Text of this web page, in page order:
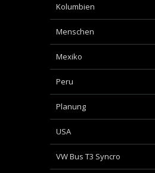
Kolumbien
Menschen
Mexiko
Peru
Planung
USA
VW Bus T3 Syncro